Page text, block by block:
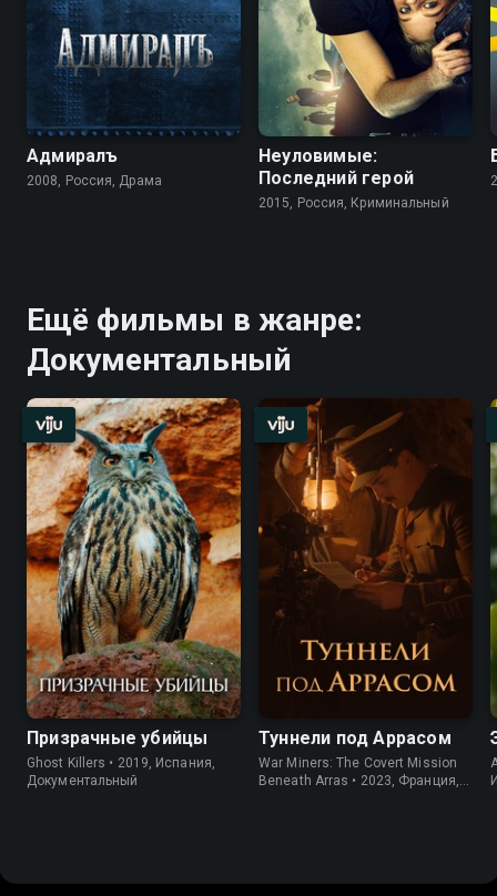
Адмиралъ
2008, Россия, Драма
Неуловимые:
Последний герой
2015, Россия, Криминальный
Ещё фильмы в жанре:
Документальный
Призрачные убийцы
Ghost Killers • 2019, Испания,
Документальный
Туннели под Аррасом
War Miners: The Covert Mission
Beneath Arras • 2023, Франция,